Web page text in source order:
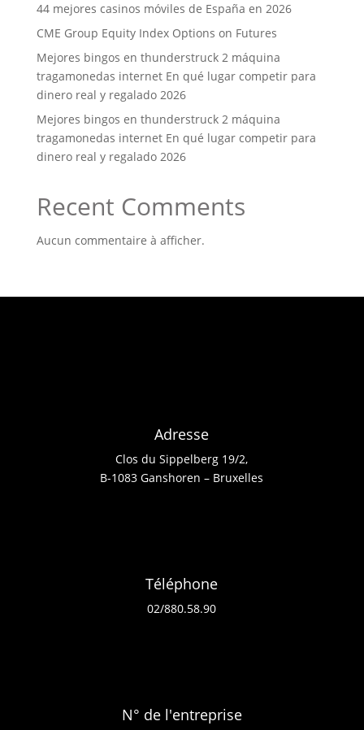
44 mejores casinos móviles de España en 2026
CME Group Equity Index Options on Futures
Mejores bingos en thunderstruck 2 máquina
tragamonedas internet En qué lugar competir para
dinero real y regalado 2026
Mejores bingos en thunderstruck 2 máquina
tragamonedas internet En qué lugar competir para
dinero real y regalado 2026
Recent Comments
Aucun commentaire à afficher.
Adresse
Clos du Sippelberg 19/2,
B-1083 Ganshoren – Bruxelles
Téléphone
02/880.58.90
N° de l'entreprise